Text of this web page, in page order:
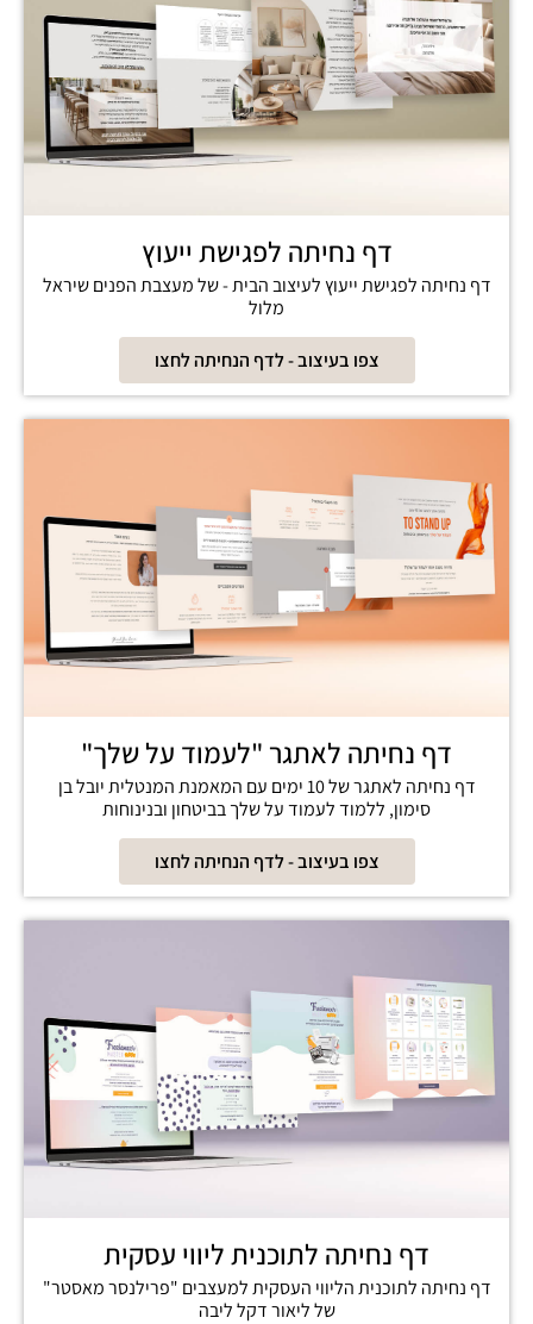
דף נחיתה לפגישת ייעוץ
דף נחיתה לפגישת ייעוץ לעיצוב הבית - של מעצבת הפנים שיראל
מלול
צפו בעיצוב - לדף הנחיתה לחצו
דף נחיתה לאתגר "לעמוד על שלך"
דף נחיתה לאתגר של 10 ימים עם המאמנת המנטלית יובל בן
סימון, ללמוד לעמוד על שלך בביטחון ובנינוחות
צפו בעיצוב - לדף הנחיתה לחצו
דף נחיתה לתוכנית ליווי עסקית
דף נחיתה לתוכנית הליווי העסקית למעצבים "פרילנסר מאסטר"
של ליאור דקל ליבה